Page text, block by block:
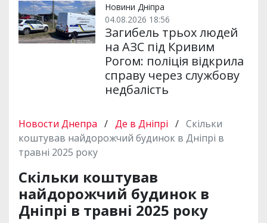
Новини Дніпра
04.08.2026 18:56
Загибель трьох людей
на АЗС під Кривим
Рогом: поліція відкрила
справу через службову
недбалість
Новости Днепра / Де в Дніпрі / Скільки
коштував найдорожчий будинок в Дніпрі в
травні 2025 року
Скільки коштував
найдорожчий будинок в
Дніпрі в травні 2025 року